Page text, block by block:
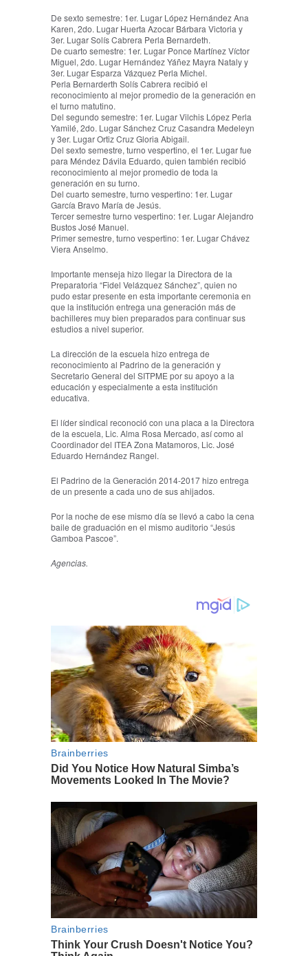
De sexto semestre: 1er. Lugar López Hernández Ana
Karen, 2do. Lugar Huerta Azocar Bárbara Victoria y
3er. Lugar Solís Cabrera Perla Bernardeth.
De cuarto semestre: 1er. Lugar Ponce Martínez Víctor
Miguel, 2do. Lugar Hernández Yáñez Mayra Nataly y
3er. Lugar Esparza Vázquez Perla Michel.
Perla Bernarderth Solís Cabrera recibió el
reconocimiento al mejor promedio de la generación en
el turno matutino.
Del segundo semestre: 1er. Lugar Vilchis López Perla
Yamilé, 2do. Lugar Sánchez Cruz Casandra Medeleyn
y 3er. Lugar Ortiz Cruz Gloria Abigail.
Del sexto semestre, turno vespertino, el 1er. Lugar fue
para Méndez Dávila Eduardo, quien también recibió
reconocimiento al mejor promedio de toda la
generación en su turno.
Del cuarto semestre, turno vespertino: 1er. Lugar
García Bravo María de Jesús.
Tercer semestre turno vespertino: 1er. Lugar Alejandro
Bustos José Manuel.
Primer semestre, turno vespertino: 1er. Lugar Chávez
Viera Anselmo.
Importante menseja hizo llegar la Directora de la
Preparatoria “Fidel Velázquez Sánchez”, quien no
pudo estar presente en esta importante ceremonia en
que la institución entrega una generación más de
bachilleres muy bien preparados para continuar sus
estudios a nivel superior.
La dirección de la escuela hizo entrega de
reconocimiento al Padrino de la generación y
Secretario General del SITPME por su apoyo a la
educación y especialmente a esta institución
educativa.
El líder sindical reconoció con una placa a la Directora
de la escuela, Lic. Alma Rosa Mercado, así como al
Coordinador del ITEA Zona Matamoros, Lic. José
Eduardo Hernández Rangel.
El Padrino de la Generación 2014-2017 hizo entrega
de un presente a cada uno de sus ahijados.
Por la noche de ese mismo día se llevó a cabo la cena
baile de graduación en el mismo auditorio “Jesús
Gamboa Pascoe”.
Agencias.